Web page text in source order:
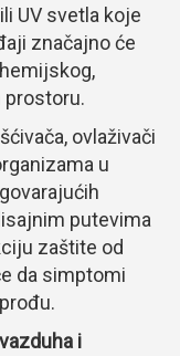
UV svetla koje
značajno će
prostoru.
ovlaživači
u
putevima
zaštite od
da simptomi
i